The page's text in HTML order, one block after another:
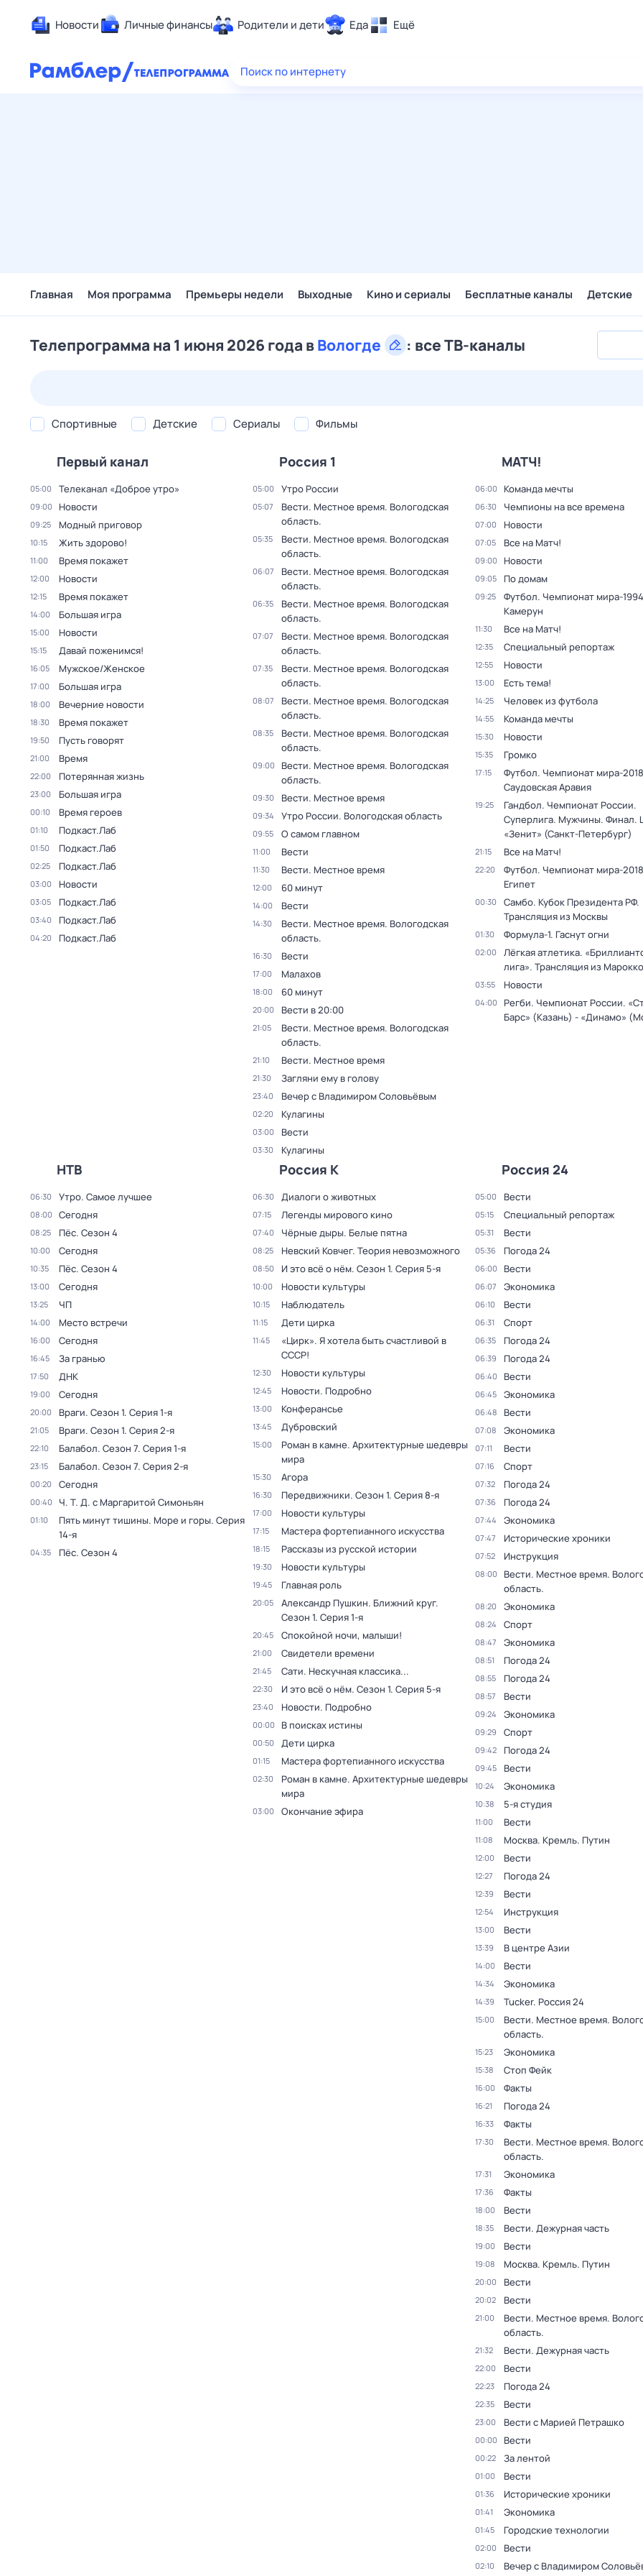
Новости Личные финансы Родители и дети Еда Ещё
Здоровье
Поиск по интернету
Главная Моя программа Премьеры недели Выходные Кино и сериалы Бесплатные каналы Детские
Телепрограмма на 1 июня 2026 года вВологде : все ТВ-каналы
Спортивные Детские Сериалы Фильмы
Первый канал
05:00 Телеканал «Доброе утро»
09:00 Новости
09:25 Модный приговор
10:15 Жить здорово!
11:00 Время покажет
12:00 Новости
12:15 Время покажет
14:00 Большая игра
15:00 Новости
15:15 Давай поженимся!
16:05 Мужское/Женское
17:00 Большая игра
18:00 Вечерние новости
18:30 Время покажет
19:50 Пусть говорят
21:00 Время
22:00 Потерянная жизнь
23:00 Большая игра
00:10 Время героев
01:10 Подкаст.Лаб
01:50 Подкаст.Лаб
02:25 Подкаст.Лаб
03:00 Новости
03:05 Подкаст.Лаб
03:40 Подкаст.Лаб
04:20 Подкаст.Лаб
Россия 1
05:00 Утро России
05:07
Вести. Местное время. Вологодская
область.
05:35
Вести. Местное время. Вологодская
область.
06:07
Вести. Местное время. Вологодская
область.
06:35
Вести. Местное время. Вологодская
область.
07:07
Вести. Местное время. Вологодская
область.
07:35
Вести. Местное время. Вологодская
область.
08:07
Вести. Местное время. Вологодская
область.
08:35
Вести. Местное время. Вологодская
область.
09:00
Вести. Местное время. Вологодская
область.
09:30 Вести. Местное время
09:34 Утро России. Вологодская область
09:55 О самом главном
11:00 Вести
11:30 Вести. Местное время
12:00 60 минут
14:00 Вести
14:30
Вести. Местное время. Вологодская
область.
16:30 Вести
17:00 Малахов
18:00 60 минут
20:00 Вести в 20:00
21:05
Вести. Местное время. Вологодская
область.
21:10 Вести. Местное время
21:30 Загляни ему в голову
23:40 Вечер с Владимиром Соловьёвым
02:20 Кулагины
03:00 Вести
03:30 Кулагины
МАТЧ!
06:00 Команда мечты
06:30 Чемпионы на все времена
07:00 Новости
07:05 Все на Матч!
09:00 Новости
09:05 По домам
09:25
Футбол. Чемпионат мира-
Камерун
11:30 Все на Матч!
12:35 Специальный репортаж
12:55 Новости
13:00 Есть тема!
14:25 Человек из футбола
14:55 Команда мечты
15:30 Новости
15:35 Громко
17:15
Футбол. Чемпионат мира-
Саудовская Аравия
19:25
Гандбол. Чемпионат России.
Суперлига. Мужчины. Финал.
«Зенит» (Санкт-Петербург)
21:15 Все на Матч!
22:20
Футбол. Чемпионат мира-
Египет
00:30
Самбо. Кубок Президента РФ.
Трансляция из Москвы
01:30 Формула-1. Гаснут огни
02:00
Лёгкая атлетика.
лига». Трансляция из Марокко
03:55 Новости
04:00
Регби. Чемпионат России.
Барс» (Казань) - «Динамо»
НТВ
06:30 Утро. Самое лучшее
08:00 Сегодня
08:25 Пёс. Сезон 4
10:00 Сегодня
10:35 Пёс. Сезон 4
13:00 Сегодня
13:25 ЧП
14:00 Место встречи
16:00 Сегодня
16:45 За гранью
17:50 ДНК
19:00 Сегодня
20:00 Враги. Сезон 1. Серия 1-я
21:05 Враги. Сезон 1. Серия 2-я
22:10 Балабол. Сезон 7. Серия 1-я
23:15 Балабол. Сезон 7. Серия 2-я
00:20 Сегодня
00:40 Ч. T. Д. с Маргаритой Симоньян
01:10 Пять минут тишины. Море и горы. Серия
14-я
04:35 Пёс. Сезон 4
Россия К
06:30 Диалоги о животных
07:15 Легенды мирового кино
07:40 Чёрные дыры. Белые пятна
08:25 Невский Ковчег. Теория невозможного
08:50 И это всё о нём. Сезон 1. Серия 5-я
10:00 Новости культуры
10:15 Наблюдатель
11:15 Дети цирка
11:45
«Цирк». Я хотела быть счастливой в
СССР!
12:30 Новости культуры
12:45 Новости. Подробно
13:00 Конферансье
13:45 Дубровский
15:00
Роман в камне. Архитектурные шедевры
мира
15:30 Агора
16:30 Передвижники. Сезон 1. Серия 8-я
17:00 Новости культуры
17:15 Мастера фортепианного искусства
18:15 Рассказы из русской истории
19:30 Новости культуры
19:45 Главная роль
20:05 Александр Пушкин. Ближний круг.
Сезон 1. Серия 1-я
20:45 Спокойной ночи, малыши!
21:00 Свидетели времени
21:45 Сати. Нескучная классика...
22:30 И это всё о нём. Сезон 1. Серия 5-я
23:40 Новости. Подробно
00:00 В поисках истины
00:50 Дети цирка
01:15 Мастера фортепианного искусства
02:30
Роман в камне. Архитектурные шедевры
мира
03:00 Окончание эфира
Россия 24
05:00 Вести
05:15 Специальный репортаж
05:31 Вести
05:36 Погода 24
06:00 Вести
06:07 Экономика
06:10 Вести
06:31 Спорт
06:35 Погода 24
06:39 Погода 24
06:40 Вести
06:45 Экономика
06:48 Вести
07:08 Экономика
07:11 Вести
07:16 Спорт
07:32 Погода 24
07:36 Погода 24
07:44 Экономика
07:47 Исторические хроники
07:52 Инструкция
08:00
Вести. Местное время.
область.
08:20 Экономика
08:24 Спорт
08:47 Экономика
08:51 Погода 24
08:55 Погода 24
08:57 Вести
09:24 Экономика
09:29 Спорт
09:42 Погода 24
09:45 Вести
10:24 Экономика
10:38 5-я студия
11:00 Вести
11:08 Москва. Кремль. Путин
12:00 Вести
12:27 Погода 24
12:39 Вести
12:54 Инструкция
13:00 Вести
13:39 В центре Азии
14:00 Вести
14:34 Экономика
14:39 Tucker. Россия 24
15:00
Вести. Местное время.
область.
15:23 Экономика
15:38 Стоп Фейк
16:00 Факты
16:21 Погода 24
16:33 Факты
17:30
Вести. Местное время.
область.
17:31 Экономика
17:36 Факты
18:00 Вести
18:35 Вести. Дежурная часть
19:00 Вести
19:08 Москва. Кремль. Путин
20:00 Вести
20:02 Вести
21:00
Вести. Местное время.
область.
21:32 Вести. Дежурная часть
22:00 Вести
22:23 Погода 24
22:35 Вести
23:00 Вести с Марией Петрашко
00:00 Вести
00:22 За лентой
01:00 Вести
01:36 Исторические хроники
01:41 Экономика
01:45 Городские технологии
02:00 Вести
02:10 Вечер с Владимиром